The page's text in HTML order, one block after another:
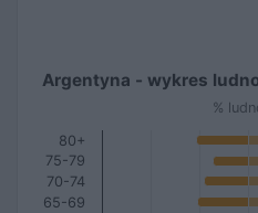
Argentyna - wykres
%
65-69
70-74
75-79
80+